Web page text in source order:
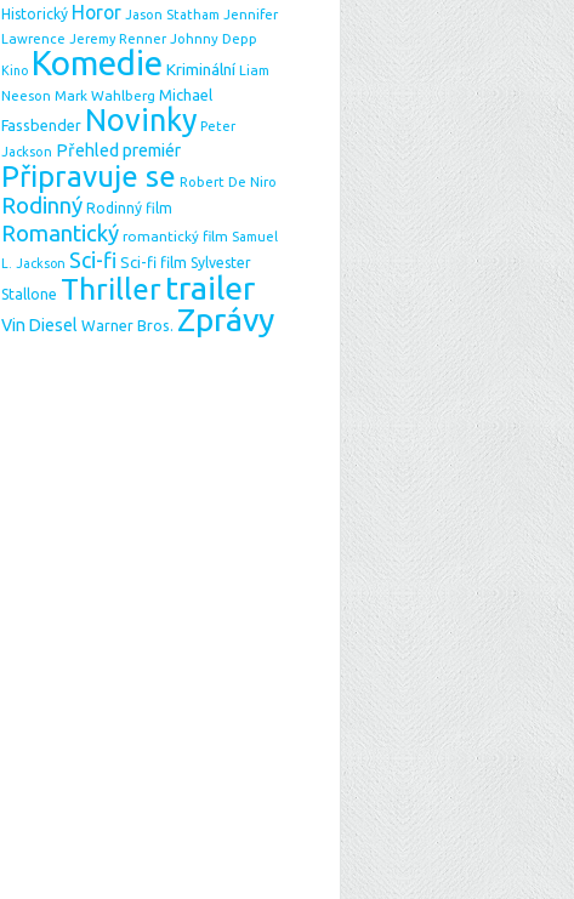
Historický Horor Jason Statham Jennifer
Lawrence Jeremy Renner Johnny Depp
Kino Komedie Kriminální Liam
Neeson Mark Wahlberg Michael
Fassbender Novinky Peter
Jackson Přehled premiér
Připravuje se Robert De Niro
Rodinný Rodinný film
Romantický romantický film Samuel
L. Jackson Sci-fi Sci-fi film Sylvester
Stallone Thrillertrailer
Vin Diesel Warner Bros. Zprávy